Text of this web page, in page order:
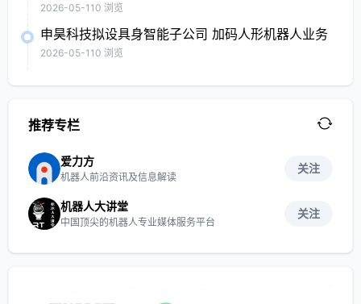
2026-05-110 浏览
申昊科技拟设具身智能子公司 加码人形机器人业务
2026-05-110 浏览
推荐专栏
爱力方
机器人前沿资讯及信息解读
关注
机器人大讲堂
中国顶尖的机器人专业媒体服务平台
关注